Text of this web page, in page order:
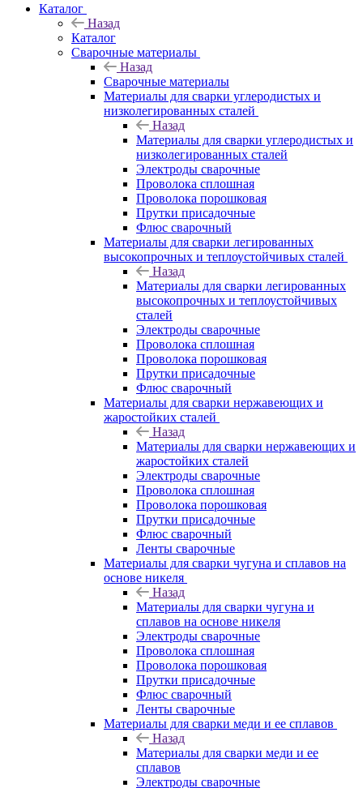
Каталог
Назад
Каталог
Сварочные материалы
Назад
Сварочные материалы
Материалы для сварки углеродистых и
низколегированных сталей
Назад
Материалы для сварки углеродистых и
низколегированных сталей
Электроды сварочные
Проволока сплошная
Проволока порошковая
Прутки присадочные
Флюс сварочный
Материалы для сварки легированных
высокопрочных и теплоустойчивых сталей
Назад
Материалы для сварки легированных
высокопрочных и теплоустойчивых
сталей
Электроды сварочные
Проволока сплошная
Проволока порошковая
Прутки присадочные
Флюс сварочный
Материалы для сварки нержавеющих и
жаростойких сталей
Назад
Материалы для сварки нержавеющих и
жаростойких сталей
Электроды сварочные
Проволока сплошная
Проволока порошковая
Прутки присадочные
Флюс сварочный
Ленты сварочные
Материалы для сварки чугуна и сплавов на
основе никеля
Назад
Материалы для сварки чугуна и
сплавов на основе никеля
Электроды сварочные
Проволока сплошная
Проволока порошковая
Прутки присадочные
Флюс сварочный
Ленты сварочные
Материалы для сварки меди и ее сплавов
Назад
Материалы для сварки меди и ее
сплавов
Электроды сварочные